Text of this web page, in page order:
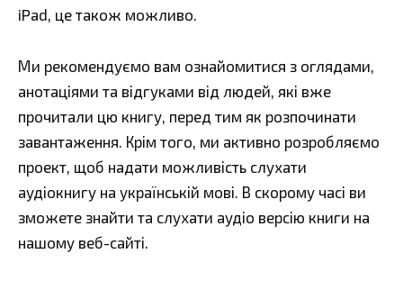
iPad, це також можливо.
Ми рекомендуємо вам ознайомитися з оглядами,
анотаціями та відгуками від людей, які вже
прочитали цю книгу, перед тим як розпочинати
завантаження. Крім того, ми активно розробляємо
проект, щоб надати можливість слухати
аудіокнигу на українській мові. В скорому часі ви
зможете знайти та слухати аудіо версію книги на
нашому веб-сайті.